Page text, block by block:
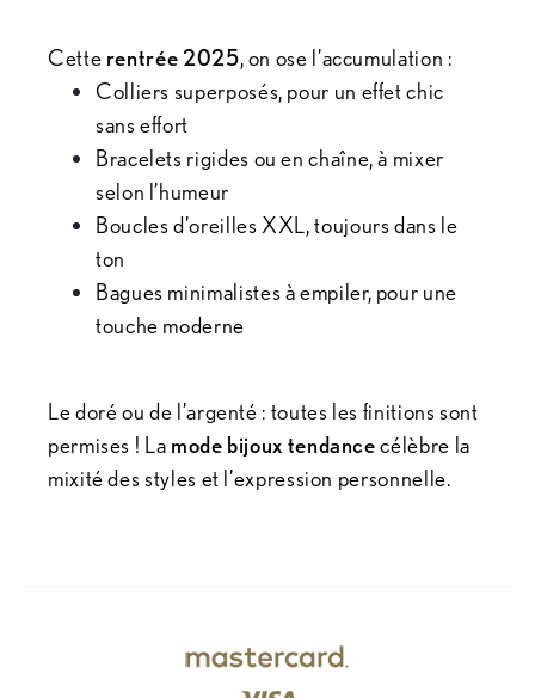
Cette rentrée 2025, on ose l’accumulation :
Colliers superposés, pour un effet chic
sans effort
Bracelets rigides ou en chaîne, à mixer
selon l’humeur
Boucles d’oreilles XXL, toujours dans le
ton
Bagues minimalistes à empiler, pour une
touche moderne
Le doré ou de l’argenté : toutes les finitions sont
permises ! La mode bijoux tendancecélèbre la
mixité des styles et l’expression personnelle.